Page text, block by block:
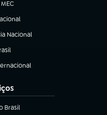
nova aba)
Nacional
aba)
em nova aba)
aba)
Brasil
nova aba)